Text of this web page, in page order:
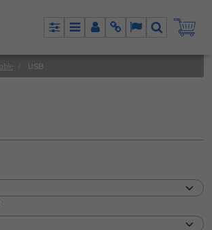
PanelMenuPanel
InfoLangSzukaj
USB